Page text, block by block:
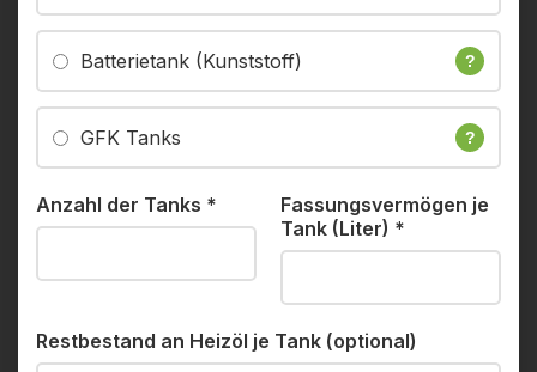
Batterietank (Kunststoff) ?
GFK Tanks ?
Anzahl der Tanks *
Fassungsvermögen je
Tank (Liter) *
Restbestand an Heizöl je Tank (optional)